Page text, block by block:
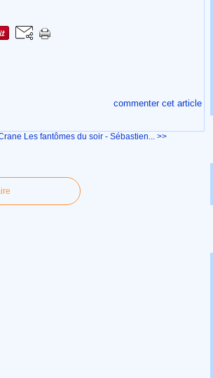
commenter cet article
Les fantômes du soir - Sébastien... >>